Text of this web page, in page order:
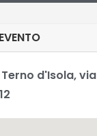
d'Isola, via